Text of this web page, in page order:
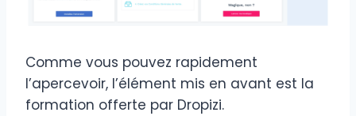
Comme vous pouvez rapidement
l’apercevoir, l’élément mis en avant est la
formation offerte par Dropizi.